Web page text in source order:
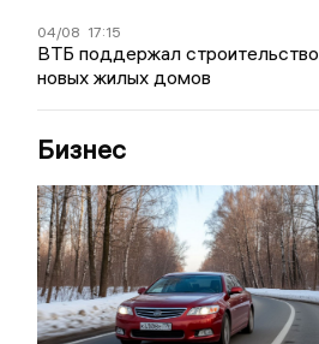
04/08 17:15
ВТБ поддержал строительство
новых жилых домов
Бизнес